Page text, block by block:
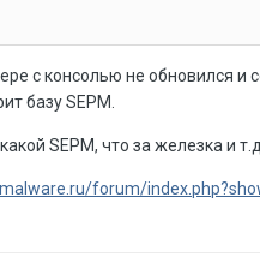
с консолью не обновился и
базу SEPM.
SEPM, что за железка и т.д.
forum/